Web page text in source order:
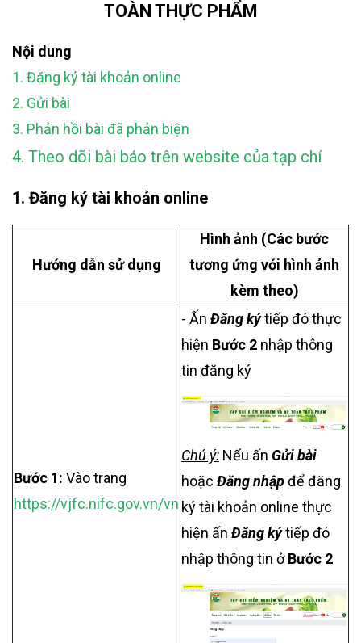
TOÀN THỰC PHẨM
Nội dung
1. Đăng ký tài khoản online
2. Gửi bài
3. Phản hồi bài đã phản biện
4. Theo dõi bài báo trên website của tạp chí
1. Đăng ký tài khoản online
Hướng dẫn sử dụng
Hình ảnh (Các bước
tương ứng với hình ảnh
kèm theo)
Bước 1: Vào trang
https://vjfc.nifc.gov.vn/vn
- Ấn Đăng kýtiếp đó thực
hiện Bước 2 nhập thông
tin đăng ký
Chú ý: Nếu ấn Gửi bài
hoặc Đăng nhậpđể đăng
ký tài khoản online thực
hiện ấn Đăng kýtiếp đó
nhập thông tin ởBước 2